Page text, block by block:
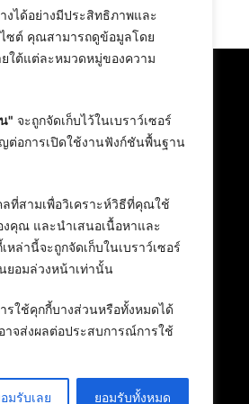
งได้อย่างมีประสิทธิภาพและ
ซต์ คุณสามารถดูข้อมูลโดย
ยใต้แต่ละหมวดหมู่ของความ
" จะถูกจัดเก็บไว้ในเบราว์เซอร์
ต่อการเปิดใช้งานฟังก์ชันพื้นฐาน
ที่สามเพื่อวิเคราะห์วิธีที่คุณใช้
คุณ และนำเสนอเนื้อหาและ
ล่านี้จะถูกจัดเก็บในเบราว์เซอร์
อมล่วงหน้าเท่านั้น
รใช้คุกกี้บางส่วนหรือทั้งหมดได้
าจส่งผลต่อประสบการณ์การใช้
มรับเลย ยอมรับทั้งหมด